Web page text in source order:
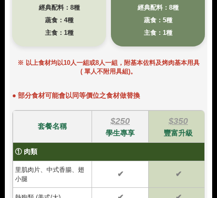
經典配料：8種
蔬食：4種
主食：1種
經典配料：8種
蔬食：5種
主食：1種
※ 以上食材均以10人一組或8人一組，附基本佐料及烤肉基本用具
( 單人不附用具組)。
● 部分食材可能會以同等價位之食材做替換
套餐名稱
$250
學生專享
$350
豐富升級
① 肉類
里肌肉片、中式香腸、翅
小腿
✔ ✔